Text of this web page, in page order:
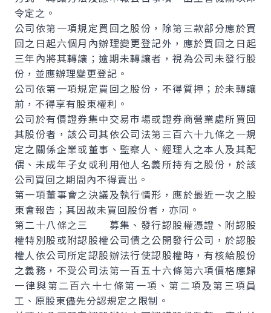
令定之。
公司依第一項規定買回之股份，除第三款部分應於買
回之日起六個月內辦理變更登記外，應於買回之日起
三年內將其轉讓；逾期未轉讓者，視為公司未發行股
份，並應辦理變更登記。
公司依第一項規定買回之股份，不得質押；於未轉讓
前，不得享有股東權利。
公司於有價證券集中交易市場或證券商營業處所買回
其股份者，該公司其依公司法第三百六十九條之一規
定之關係企業或董事、監察人、經理人之本人及其配
偶、未成年子女或利用他人名義所持有之股份，於該
公司買回之期間內不得賣出。
第一項董事會之決議及執行情形，應於最近一次之股
東會報告；其因故未買回股份者，亦同。
第二十八條之三 募集、發行認股權憑證、附認股
權特別股或附認股權公司債之公開發行公司，於認股
權人依公司所定認股辦法行使認股權時，有核給股份
之義務，不受公司法第一百五十六條第六項價格應歸
一律與第二百六十七條第一項、第二項及第三項員
工、原股東儘先分認規定之限制。